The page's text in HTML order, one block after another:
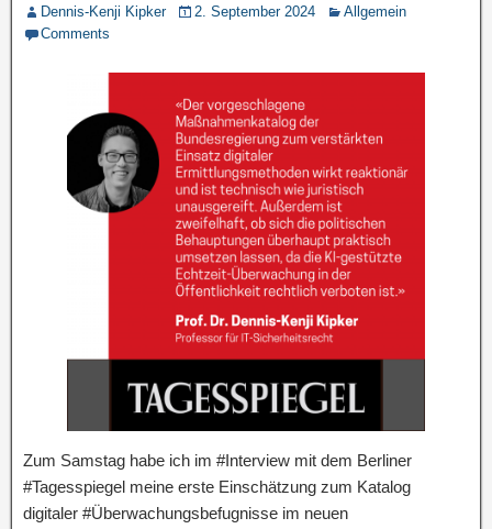
Dennis-Kenji Kipker 2. September 2024
Allgemein
Comments
Zum Samstag habe ich im #Interview mit dem Berliner
#Tagesspiegel meine erste Einschätzung zum Katalog
digitaler #Überwachungsbefugnisse im neuen